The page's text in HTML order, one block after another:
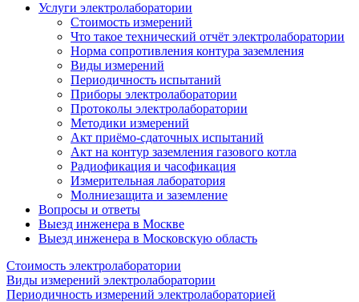
Услуги электролаборатории
Стоимость измерений
Что такое технический отчёт электролаборатории
Норма сопротивления контура заземления
Виды измерений
Периодичность испытаний
Приборы электролаборатории
Протоколы электролаборатории
Методики измерений
Акт приёмо-сдаточных испытаний
Акт на контур заземления газового котла
Радиофикация и часофикация
Измерительная лаборатория
Молниезащита и заземление
Вопросы и ответы
Выезд инженера в Москве
Выезд инженера в Московскую область
Стоимость электролаборатории
Виды измерений электролаборатории
Периодичность измерений электролабораторией